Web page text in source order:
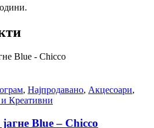
, Најпродавано, Акцесоари,
Креативни
Blue – Chicco